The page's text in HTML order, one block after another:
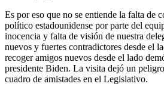
Es por eso que no se entiende la falta de
político estadounidense por parte del
inocencia y falta de visión de nuestra
nuevos y fuertes contradictores desde el
recoger amigos nuevos desde el lado
presidente Biden. La visita dejó un
cuadro de amistades en el Legislativo.